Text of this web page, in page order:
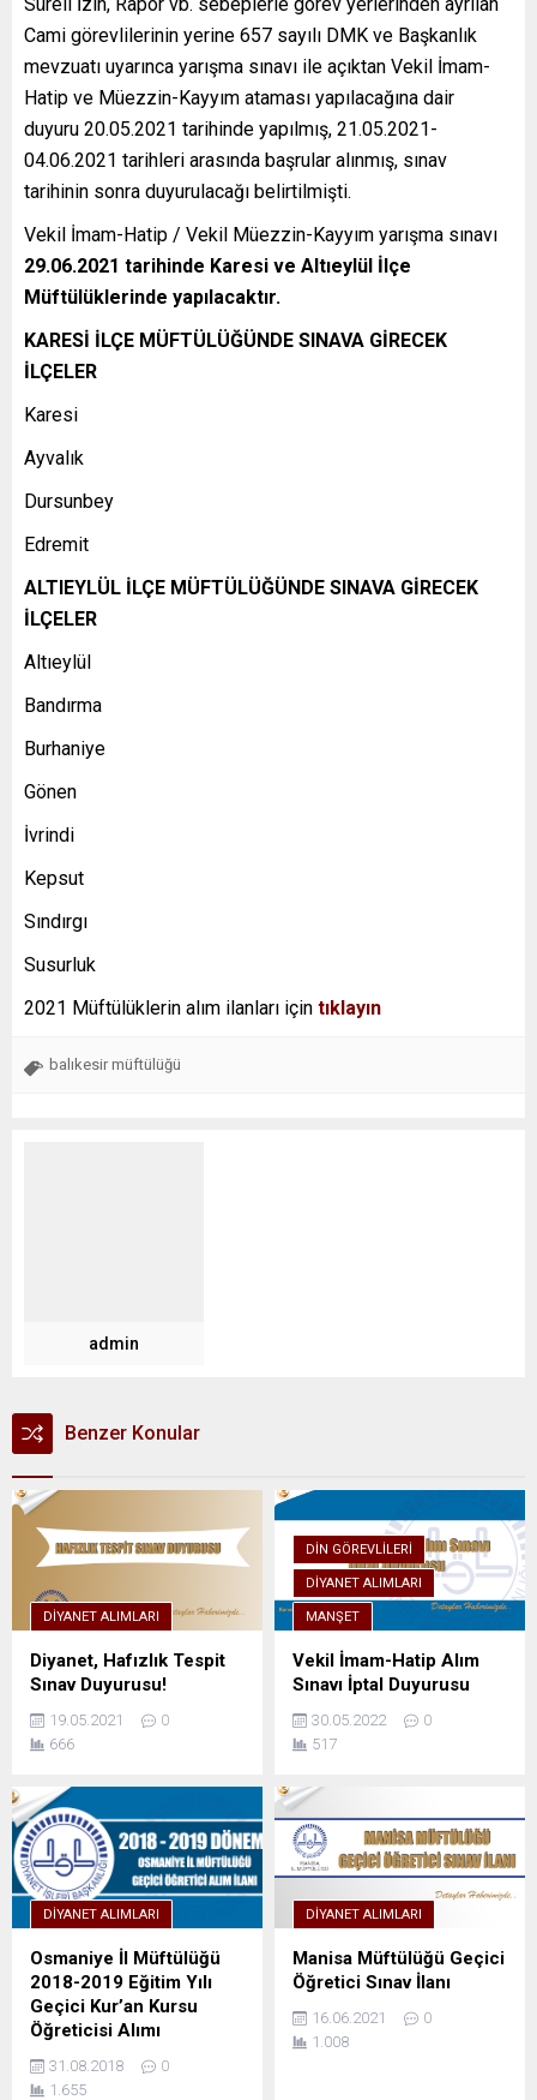
Cami görevlilerinin yerine 657 sayılı DMK ve Başkanlık
mevzuatı uyarınca yarışma sınavı ile açıktan Vekil İmam-
Hatip ve Müezzin-Kayyım ataması yapılacağına dair
duyuru 20.05.2021 tarihinde yapılmış, 21.05.2021-
04.06.2021 tarihleri arasında başrular alınmış, sınav
tarihinin sonra duyurulacağı belirtilmişti.
Vekil İmam-Hatip / Vekil Müezzin-Kayyım yarışma sınavı
29.06.2021 tarihinde Karesi ve Altıeylül İlçe
Müftülüklerinde yapılacaktır.
KARESİ İLÇE MÜFTÜLÜĞÜNDE SINAVA GİRECEK
İLÇELER
Karesi
Ayvalık
Dursunbey
Edremit
ALTIEYLÜL İLÇE MÜFTÜLÜĞÜNDE SINAVA GİRECEK
İLÇELER
Altıeylül
Bandırma
Burhaniye
Gönen
İvrindi
Kepsut
Sındırgı
Susurluk
2021 Müftülüklerin alım ilanları için tıklayın
balıkesir müftülüğü
admin
Benzer Konular
DIYANET ALIMLARI
Diyanet, Hafızlık Tespit
Sınav Duyurusu!
19.05.2021
0
666
DIN GÖREVLILERI
DIYANET ALIMLARI
MANŞET
Vekil İmam-Hatip Alım
Sınavı İptal Duyurusu
30.05.2022
0
517
DIYANET ALIMLARI
Osmaniye İl Müftülüğü
2018-2019 Eğitim Yılı
Geçici Kur’an Kursu
Öğreticisi Alımı
31.08.2018
0
1.655
DIYANET ALIMLARI
Manisa Müftülüğü Geçici
Öğretici Sınav İlanı
16.06.2021
0
1.008